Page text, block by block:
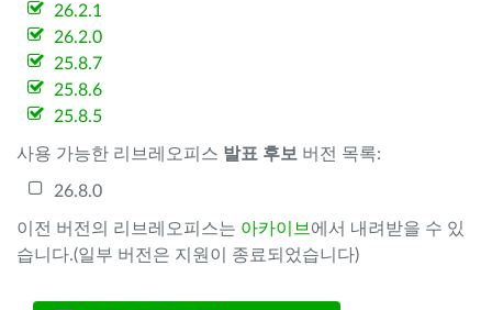
26.2.1
26.2.0
25.8.7
25.8.6
25.8.5
사용 가능한 리브레오피스 발표 후보 버전 목록:
26.8.0
이전 버전의 리브레오피스는 아카이브 에서 내려받을 수 있
습니다.(일부 버전은 지원이 종료되었습니다)